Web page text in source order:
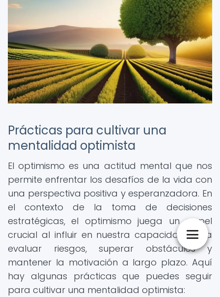
Prácticas para cultivar una
mentalidad optimista
El optimismo es una actitud mental que nos
permite enfrentar los desafíos de la vida con
una perspectiva positiva y esperanzadora. En
el contexto de la toma de decisiones
estratégicas, el optimismo juega un papel
crucial al influir en nuestra capacidad para
evaluar riesgos, superar obstáculos y
mantener la motivación a largo plazo. Aquí
hay algunas prácticas que puedes seguir
para cultivar una mentalidad optimista: